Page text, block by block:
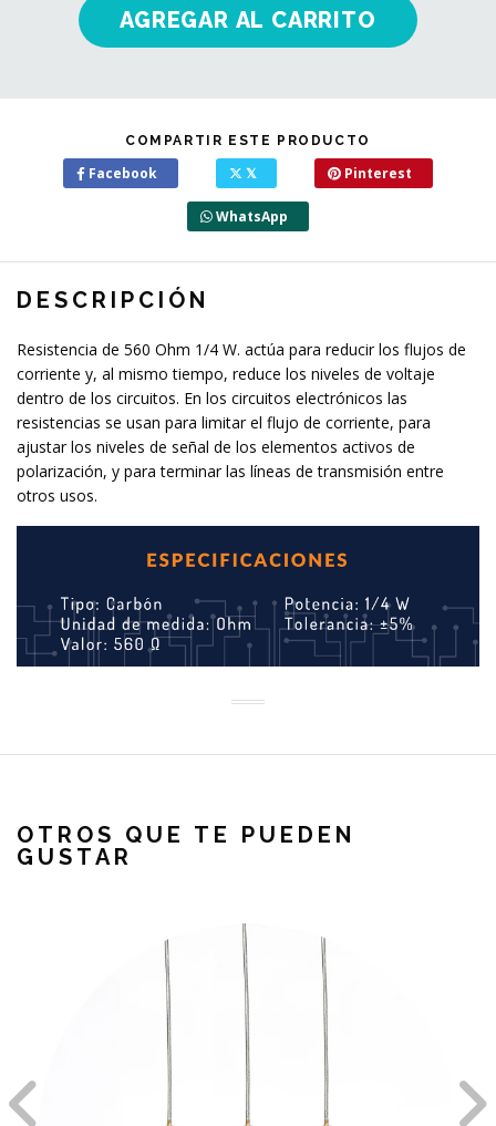
COMPARTIR ESTE PRODUCTO
Facebook 𝕏 Pinterest
WhatsApp
DESCRIPCIÓN
Resistencia de 560 Ohm 1/4 W. actúa para reducir los flujos de
corriente y, al mismo tiempo, reduce los niveles de voltaje
dentro de los circuitos. En los circuitos electrónicos las
resistencias se usan para limitar el flujo de corriente, para
ajustar los niveles de señal de los elementos activos de
polarización, y para terminar las líneas de transmisión entre
otros usos.
OTROS QUE TE PUEDEN
GUSTAR